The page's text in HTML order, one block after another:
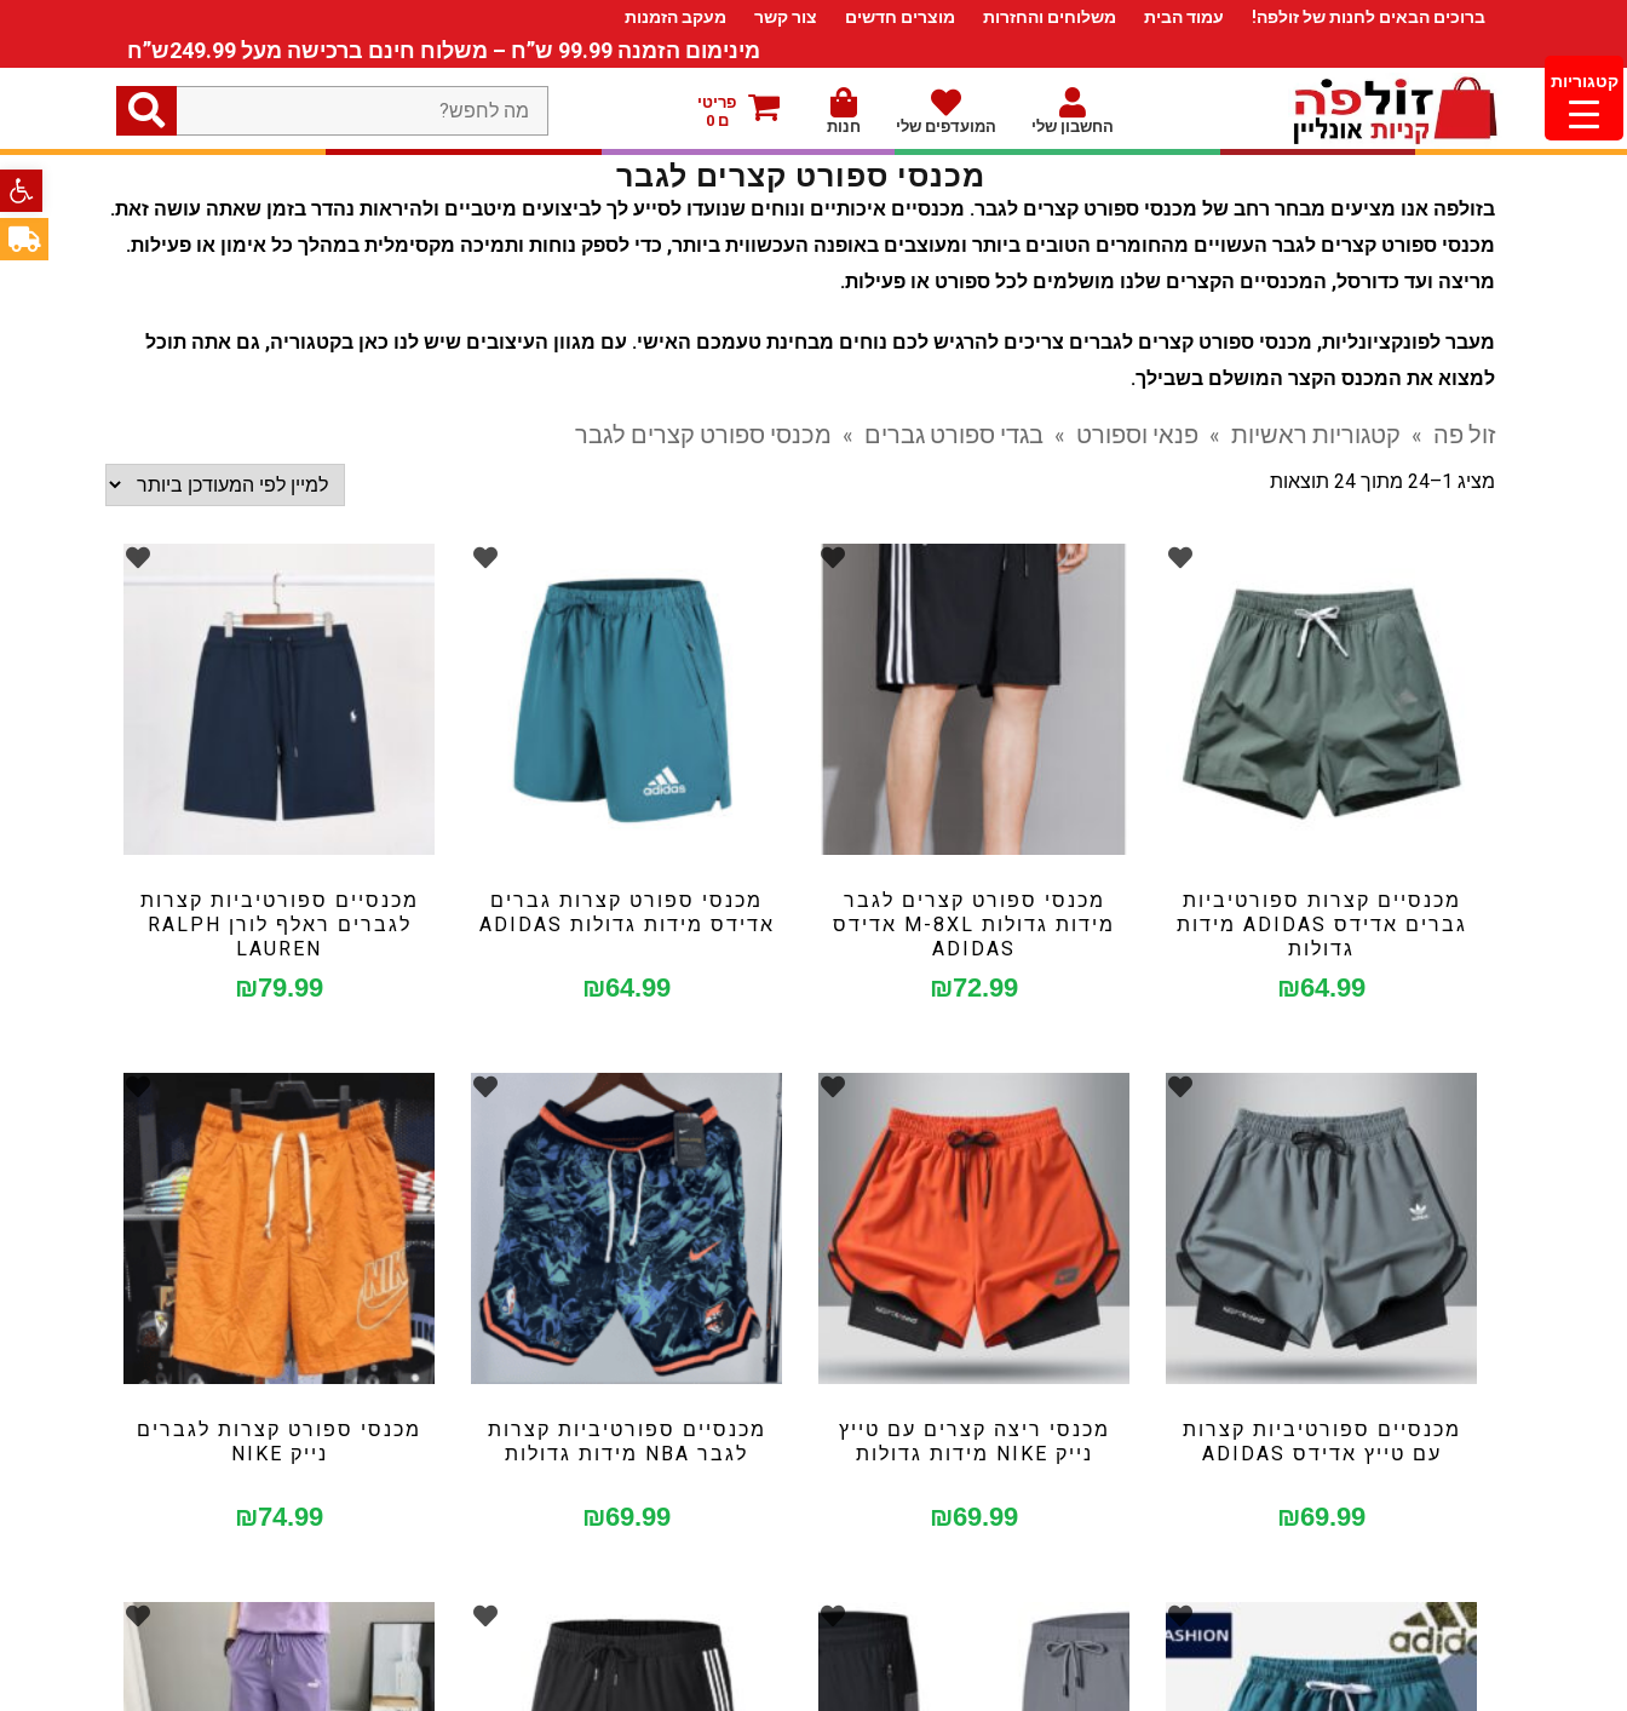
פתח
ברוכים הבאים לחנות של זולפה! עמוד הבית משלוחים והחזרות מוצרים חדשים צור קשר מעקב הזמנות
מינימום הזמנה 99.99 ש”ח – משלוח חינם ברכישה מעל 249.99ש”ח
החשבון שלי המועדפים שלי חנות
פריטי
ם 0
מה
לחפש?
מכנסי ספורט קצרים לגבר
בזולפה אנו מציעים מבחר רחב של מכנסי ספורט קצרים לגבר. מכנסיים איכותיים ונוחים שנועדו לסייע לך לביצועים מיטביים ולהיראות נהדר בזמן שאתה עושה זאת.
מכנסי ספורט קצרים לגבר העשויים מהחומרים הטובים ביותר ומעוצבים באופנה העכשווית ביותר, כדי לספק נוחות ותמיכה מקסימלית במהלך כל אימון או פעילות.
מריצה ועד כדורסל, המכנסיים הקצרים שלנו מושלמים לכל ספורט או פעילות.
מעבר לפונקציונליות, מכנסי ספורט קצרים לגברים צריכים להרגיש לכם נוחים מבחינת טעמכם האישי. עם מגוון העיצובים שיש לנו כאן בקטגוריה, גם אתה תוכל
למצוא את המכנס הקצר המושלם בשבילך.
זול פה » קטגוריות ראשיות » פנאי וספורט » בגדי ספורט גברים » מכנסי ספורט קצרים לגבר
מציג 1–24 מתוך 24 תוצאות
מכנסיים קצרות ספורטיביות
גברים אדידס ADIDAS מידות
גדולות
₪64.99
מכנסי ספורט קצרים לגבר
מידות גדולות M-8XL אדידס
ADIDAS
₪72.99
מכנסי ספורט קצרות גברים
אדידס מידות גדולות ADIDAS
₪64.99
מכנסיים ספורטיביות קצרות
לגברים ראלף לורן RALPH
LAUREN
₪79.99
מכנסיים ספורטיביות קצרות
עם טייץ אדידס ADIDAS
₪69.99
מכנסי ריצה קצרים עם טייץ
נייק NIKE מידות גדולות
₪69.99
מכנסיים ספורטיביות קצרות
לגבר NBA מידות גדולות
₪69.99
מכנסי ספורט קצרות לגברים
נייק NIKE
₪74.99
קטגוריות